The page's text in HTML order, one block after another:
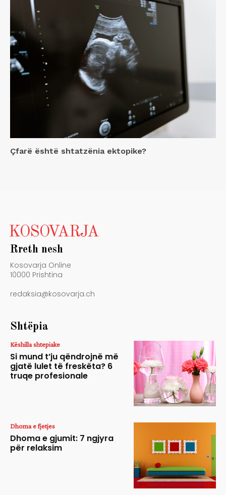
Çfarë është shtatzënia ektopike?
KOSOVARJA
Rreth nesh
Kosovarja Online
10000 Prishtina
redaksia@kosovarja.ch
Shtëpia
Këshilla shtepiake
Si mund t’ju qëndrojnë më
gjatë lulet të freskëta? 6
truqe profesionale
Dhoma e fjetjes
Dhoma e gjumit: 7 ngjyra
për relaksim